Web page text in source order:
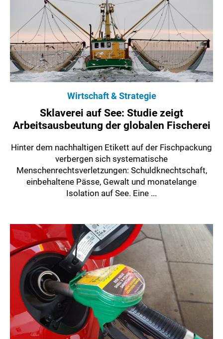
Wirtschaft & Strategie
Sklaverei auf See: Studie zeigt
Arbeitsausbeutung der globalen Fischerei
Hinter dem nachhaltigen Etikett auf der Fischpackung
verbergen sich systematische
Menschenrechtsverletzungen: Schuldknechtschaft,
einbehaltene Pässe, Gewalt und monatelange
Isolation auf See. Eine ...